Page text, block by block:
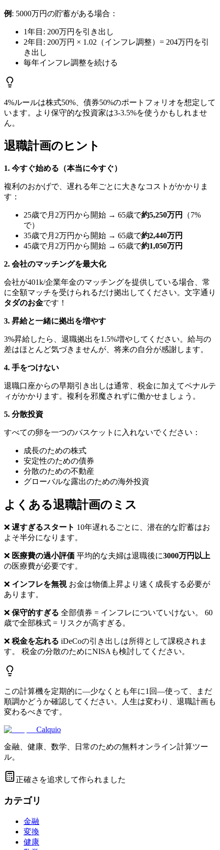
例 : 5000万円の貯蓄がある場合：
1年目: 200万円を引き出し
2年目: 200万円 × 1.02（インフレ調整）= 204万円を引
き出し
毎年インフレ調整を続ける
4%ルールは株式50%、債券50%のポートフォリオを想定して
います。より保守的な投資家は3-3.5%を使うかもしれませ
ん。
退職計画のヒント
1. 今すぐ始める（本当に今すぐ）
複利のおかげで、遅れる年ごとに大きなコストがかかりま
す：
25歳で月2万円から開始 → 65歳で約5,250万円
（7%
で）
35歳で月2万円から開始 → 65歳で約2,440万円
45歳で月2万円から開始 → 65歳で約1,050万円
2. 会社のマッチングを最大化
会社が401k/企業年金のマッチングを提供している場合、常
に全額マッチを受けられるだけ拠出してください。文字通り
タダのお金です！
3. 昇給と一緒に拠出を増やす
3%昇給したら、退職拠出を1.5%増やしてください。給与の
差はほとんど気づきませんが、将来の自分が感謝します。
4. 手をつけない
退職口座からの早期引き出しは通常、税金に加えてペナルテ
ィがかかります。複利を邪魔されずに働かせましょう。
5. 分散投資
すべての卵を一つのバスケットに入れないでください：
成長のための株式
安定性のための債券
分散のための不動産
グローバルな露出のための海外投資
よくある退職計画のミス
❌ 遅すぎるスタート 10年遅れるごとに、潜在的な貯蓄はお
よそ半分になります。
❌ 医療費の過小評価 平均的な夫婦は退職後に3000万円以上
の医療費が必要です。
❌ インフレを無視お金は物価上昇より速く成長する必要が
あります。
❌ 保守的すぎる 全部債券 = インフレについていけない。 60
歳で全部株式 = リスクが高すぎる。
❌ 税金を忘れる iDeCoの引き出しは所得として課税されま
す。 税金の分散のためにNISAも検討してください。
この計算機を定期的に—少なくとも年に1回—使って、まだ
順調かどうか確認してください。人生は変わり、退職計画も
変わるべきです。
Calquio
金融、健康、数学、日常のための無料オンライン計算ツー
ル。
正確さを追求して作られました
カテゴリ
金融
変換
健康